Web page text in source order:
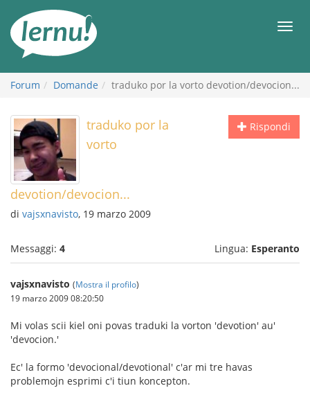
all’indice
Forum Domande traduko por la vorto devotion/devocion...
Rispondi
traduko por la
vorto
devotion/devocion...
di vajsxnavisto, 19 marzo 2009
Messaggi: 4 Lingua: Esperanto
vajsxnavisto (Mostra il profilo)
19 marzo 2009 08:20:50
Mi volas scii kiel oni povas traduki la vorton 'devotion' au'
'devocion.'
Ec' la formo 'devocional/devotional' c'ar mi tre havas
problemojn esprimi c'i tiun koncepton.